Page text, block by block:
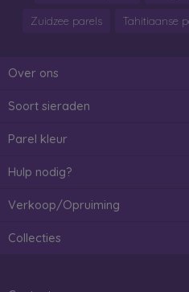
Zuidzee parels Tahitiaanse
Over ons
Soort sieraden
Parel kleur
Hulp nodig?
Verkoop/Opruiming
Collecties